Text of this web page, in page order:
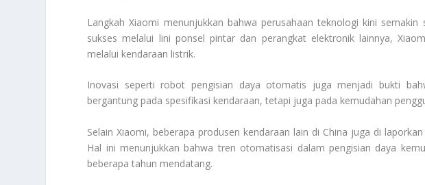
Langkah Xiaomi menunjukkan bahwa perusahaan teknologi kini
sukses melalui lini ponsel pintar dan perangkat elektronik lainnya,
melalui kendaraan listrik.
Inovasi seperti robot pengisian daya otomatis juga menjadi bukti
bergantung pada spesifikasi kendaraan, tetapi juga pada kemudahan
Selain Xiaomi, beberapa produsen kendaraan lain di China juga di
Hal ini menunjukkan bahwa tren otomatisasi dalam pengisian daya
beberapa tahun mendatang.